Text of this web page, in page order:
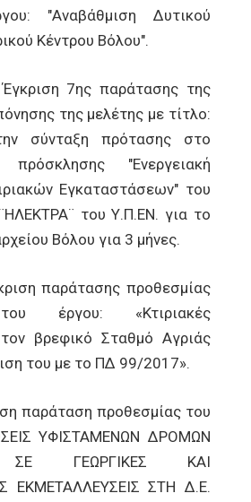
"Αναβάθμιση Δυτικού
Κέντρου Βόλου".
7ης παράτασης της
της μελέτης με τίτλο:
σύνταξη πρότασης στο
"Ενεργειακή
Εγκαταστάσεων" του
του Υ.Π.ΕΝ. για το
Βόλου για 3 μήνες.
προθεσμίας
έργου: «Κτιριακές
βρεφικό Σταθμό Αγριάς
του με το ΠΔ 99/2017».
προθεσμίας του
ΥΦΙΣΤΑΜΕΝΩΝ ΔΡΟΜΩΝ
ΣΕ ΓΕΩΡΓΙΚΕΣ ΚΑΙ
ΕΚΜΕΤΑΛΛΕΥΣΕΙΣ ΣΤΗ Δ.Ε.